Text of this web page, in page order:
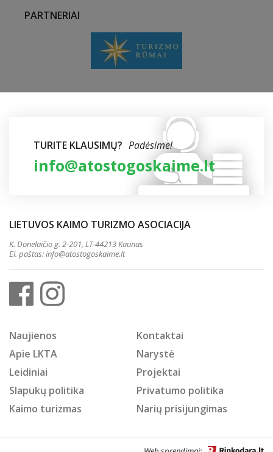
PARTNERIAI
TURITE KLAUSIMŲ? Padėsime!
info@atostogoskaime.lt
LIETUVOS KAIMO TURIZMO ASOCIACIJA
K. Donelaičio g. 2-201, LT-44213 Kaunas
El. paštas:info@atostogoskaime.lt
Naujienos
Kontaktai
Apie LKTA
Narystė
Leidiniai
Projektai
Slapukų politika
Privatumo politika
Kaimo turizmas
Narių prisijungimas